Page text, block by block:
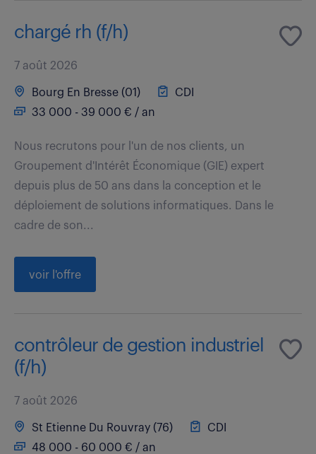
chargé rh (f/h)
7 août 2026
Bourg En Bresse (01)
CDI
33 000 - 39 000 € / an
Nous recrutons pour l'un de nos clients, un
Groupement d'Intérêt Économique (GIE) expert
depuis plus de 50 ans dans la conception et le
déploiement de solutions informatiques. Dans le
cadre de son...
voir l'offre
contrôleur de gestion industriel
(f/h)
7 août 2026
St Etienne Du Rouvray (76)
CDI
48 000 - 60 000 € / an